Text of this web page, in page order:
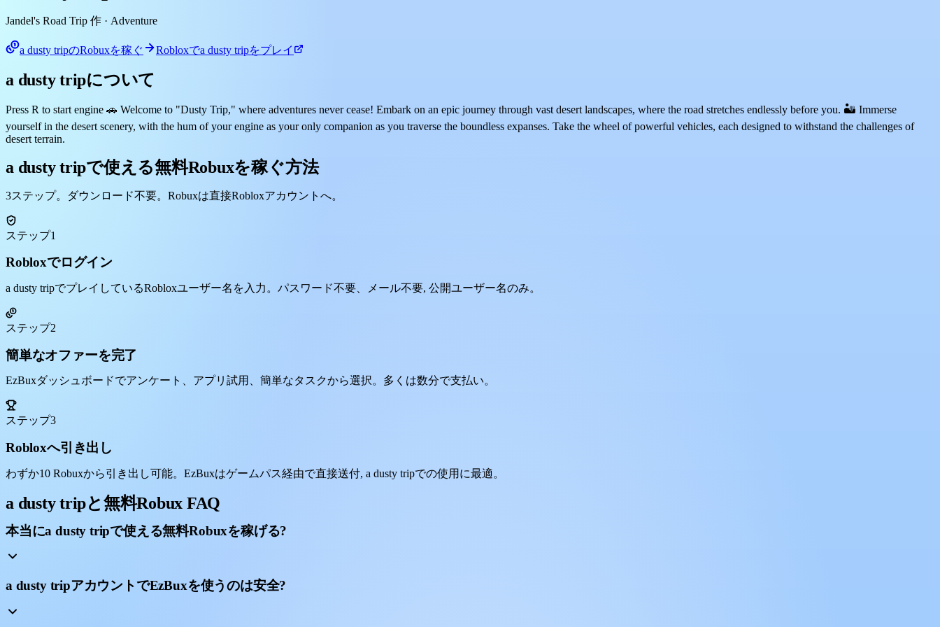
Jandel's Road Trip 作 · Adventure
a dusty tripのRobuxを稼ぐ Robloxでa dusty tripをプレイ
a dusty tripについて
Press R to start engine 🚗 Welcome to "Dusty Trip," where adventures never cease! Embark on an epic journey through vast desert landscapes, where the road stretches endlessly before you. 🏜️ Immerse
yourself in the desert scenery, with the hum of your engine as your only companion as you traverse the boundless expanses. Take the wheel of powerful vehicles, each designed to withstand the challenges of
desert terrain.
a dusty tripで使える無料Robuxを稼ぐ方法
3ステップ。ダウンロード不要。Robuxは直接Robloxアカウントへ。
ステップ1
Robloxでログイン
a dusty tripでプレイしているRobloxユーザー名を入力。パスワード不要、メール不要, 公開ユーザー名のみ。
ステップ2
簡単なオファーを完了
EzBuxダッシュボードでアンケート、アプリ試用、簡単なタスクから選択。多くは数分で支払い。
ステップ3
Robloxへ引き出し
わずか10 Robuxから引き出し可能。EzBuxはゲームパス経由で直接送付, a dusty tripでの使用に最適。
a dusty tripと無料Robux FAQ
本当にa dusty tripで使える無料Robuxを稼げる?
a dusty tripアカウントでEzBuxを使うのは安全?